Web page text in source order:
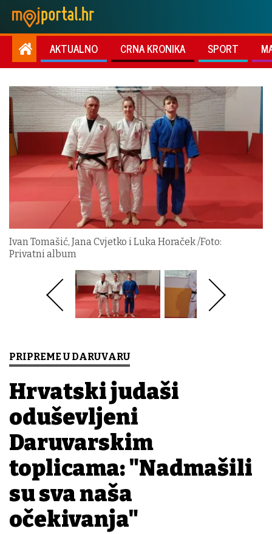
AKTUALNO CRNA KRONIKA SPORT
Ivan Tomašić, Jana Cvjetko i Luka Horaček /Foto:
Privatni album
PRIPREME U DARUVARU
Hrvatski judaši
oduševljeni
Daruvarskim
toplicama: "Nadmašili
su sva naša
očekivanja"